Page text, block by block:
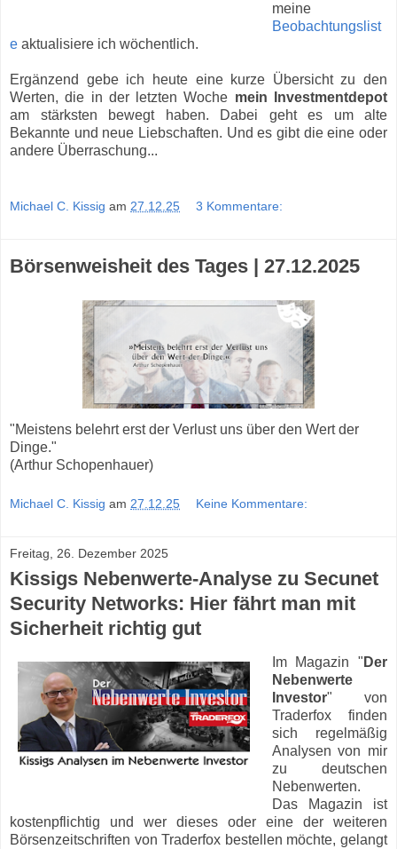
meine
Beobachtungslist
e aktualisiere ich wöchentlich.
Ergänzend gebe ich heute eine kurze Übersicht zu den
Werten, die in der letzten Woche mein Investmentdepot
am stärksten bewegt haben. Dabei geht es um alte
Bekannte und neue Liebschaften. Und es gibt die eine oder
andere Überraschung...
Michael C. Kissig am 27.12.25 3 Kommentare:
Börsenweisheit des Tages | 27.12.2025
"Meistens belehrt erst der Verlust uns über den Wert der
Dinge."
(Arthur Schopenhauer)
Michael C. Kissig am 27.12.25 Keine Kommentare:
Freitag, 26. Dezember 2025
Kissigs Nebenwerte-Analyse zu Secunet
Security Networks: Hier fährt man mit
Sicherheit richtig gut
Im Magazin " Der
Nebenwerte
Investor" von
Traderfox finden
sich regelmäßig
Analysen von mir
zu deutschen
Nebenwerten.
Das Magazin ist
kostenpflichtig und wer dieses oder eine der weiteren
Börsenzeitschriften von Traderfox bestellen möchte, gelangt